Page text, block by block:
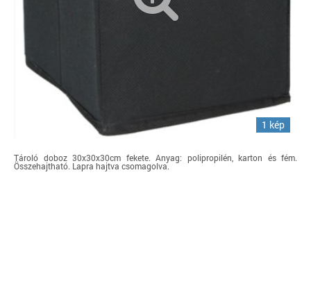
1 kép
Tároló doboz 30x30x30cm fekete. Anyag: polipropilén, karton és fém.
Összehajtható. Lapra hajtva csomagolva.